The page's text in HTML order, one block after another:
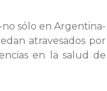
no sólo en Argentina-
atravesados por
en la salud de